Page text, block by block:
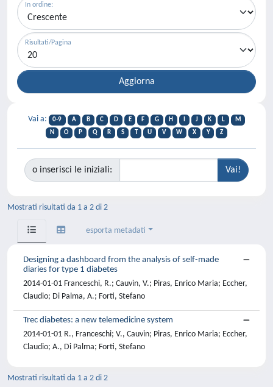
In ordine:
Risultati/Pagina
Vai a: 0-9 A B C D E F G H J K L
M
N
O P Q R S T U V W X Y Z
o inserisci le iniziali:
Mostrati risultati da 1 a 2 di 2
esporta metadati
Designing a dashboard from the analysis of self-made
diaries for type 1 diabetes
2014-01-01 Franceschi, R.; Cauvin, V.; Piras, Enrico Maria; Eccher,
Claudio; Di Palma, A.; Forti, Stefano
Trec diabetes: a new telemedicine system
2014-01-01 R., Franceschi; V., Cauvin; Piras, Enrico Maria; Eccher,
Claudio; A., Di Palma; Forti, Stefano
Mostrati risultati da 1 a 2 di 2